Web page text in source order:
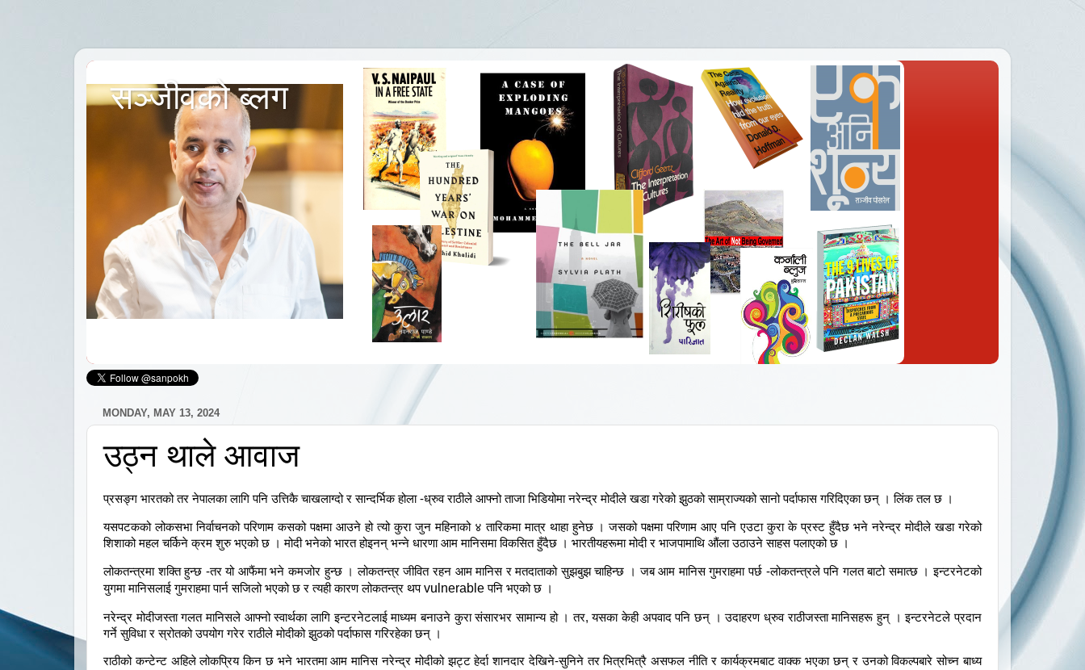
सञ्जीवको ब्लग
MONDAY, MAY 13, 2024
उठ्न थाले आवाज
प्रसङ्ग भारतको तर नेपालका लागि पनि उत्तिकै चाखलाग्दो र सान्दर्भिक होला -ध्रुव राठीले आफ्नो ताजा भिडियोमा नरेन्द्र मोदीले खडा गरेको झुठको साम्राज्यको सानो पर्दाफास गरिदिएका छन् । लिंक तल छ ।
यसपटकको लोकसभा निर्वाचनको परिणाम कसको पक्षमा आउने हो त्यो कुरा जुन महिनाको ४ तारिकमा मात्र थाहा हुनेछ । जसको पक्षमा परिणाम आए पनि एउटा कुरा के प्रस्ट हुँदैछ भने नरेन्द्र मोदीले खडा गरेको
शिशाको महल चर्किने क्रम शुरु भएको छ । मोदी भनेको भारत होइनन् भन्ने धारणा आम मानिसमा विकसित हुँदैछ । भारतीयहरूमा मोदी र भाजपामाथि औंला उठाउने साहस पलाएको छ ।
लोकतन्त्रमा शक्ति हुन्छ -तर यो आफैंमा भने कमजोर हुन्छ । लोकतन्त्र जीवित रहन आम मानिस र मतदाताको सुझबुझ चाहिन्छ । जब आम मानिस गुमराहमा पर्छ -लोकतन्त्रले पनि गलत बाटो समात्छ । इन्टरनेटको
युगमा मानिसलाई गुमराहमा पार्न सजिलो भएको छ र त्यही कारण लोकतन्त्र थपvulnerableपनि भएको छ ।
नरेन्द्र मोदीजस्ता गलत मानिसले आफ्नो स्वार्थका लागि इन्टरनेटलाई माध्यम बनाउने कुरा संसारभर सामान्य हो । तर, यसका केही अपवाद पनि छन् । उदाहरण ध्रुव राठीजस्ता मानिसहरू हुन् । इन्टरनेटले प्रदान
गर्ने सुविधा र स्रोतको उपयोग गरेर राठीले मोदीको झुठको पर्दाफास गरिरहेका छन् ।
राठीको कन्टेन्ट अहिले लोकप्रिय किन छ भने भारतमा आम मानिस नरेन्द्र मोदीको झट्ट हेर्दा शानदार देखिने-सुनिने तर भित्रभित्रै असफल नीति र कार्यक्रमबाट वाक्क भएका छन् र उनको विकल्पबारे सोच्न बाध्य